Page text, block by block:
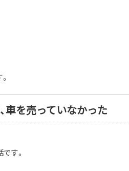
車を売っていなかった
す。